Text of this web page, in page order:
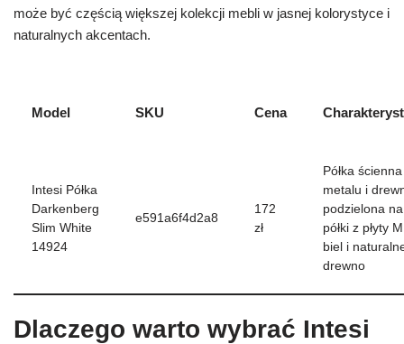
może być częścią większej kolekcji mebli w jasnej kolorystyce i
naturalnych akcentach.
Model SKU Cena
Intesi Półka
Darkenberg
Slim White
14924
e591a6f4d2a8
172
zł
Półka
metalu i
podzielona
półki z płyty
biel i
drewno
Dlaczego warto wybrać Intesi